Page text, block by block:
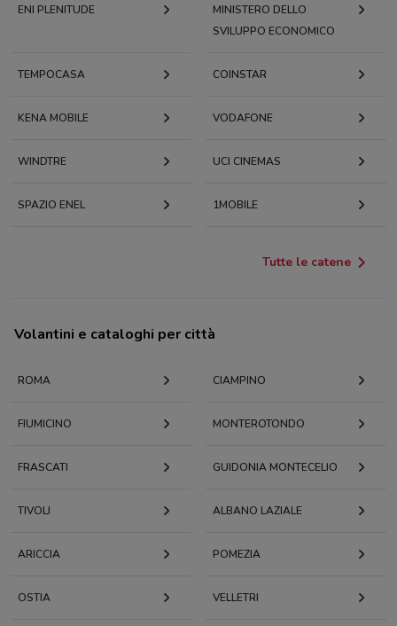
ENI PLENITUDE
MINISTERO DELLO
SVILUPPO ECONOMICO
TEMPOCASA COINSTAR
KENA MOBILE VODAFONE
WINDTRE UCI CINEMAS
SPAZIO ENEL 1MOBILE
Tutte le catene
Volantini e cataloghi per città
ROMA CIAMPINO
FIUMICINO MONTEROTONDO
FRASCATI GUIDONIA MONTECELIO
TIVOLI ALBANO LAZIALE
ARICCIA POMEZIA
OSTIA VELLETRI